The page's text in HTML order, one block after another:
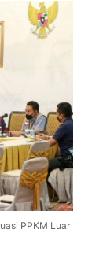
PPKM Luar